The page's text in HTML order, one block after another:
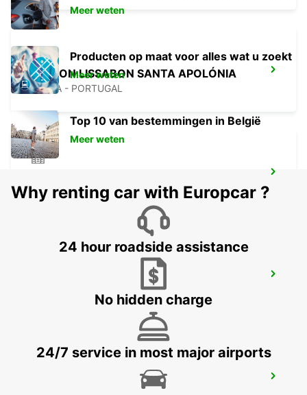
STATION LISSABON SANTA APOLÓNIA
LISBOA - PORTUGAL
LISBOA - PORTUGAL
LISBOA - PORTUGAL
Meer weten
Producten op maat voor alles wat u zoekt
Meer weten
Top 10 van bestemmingen in België
Meer weten
Why renting car with Europcar ?
24 hour roadside assistance
No hidden charge
24/7 service in most major airports